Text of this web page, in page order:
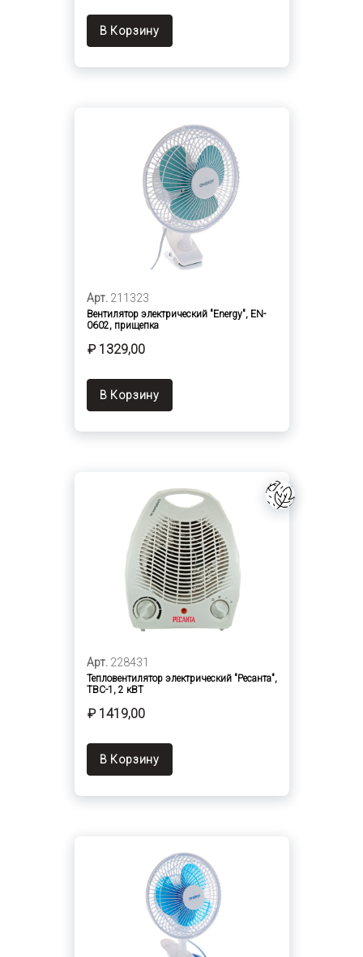
В Корзину
Арт. 211323
Вентилятор электрический "Energy", EN-
0602, прищепка
₽ 1329,00
В Корзину
Арт. 228431
Тепловентилятор электрический "Ресанта",
ТВС-1, 2 кВТ
₽ 1419,00
В Корзину